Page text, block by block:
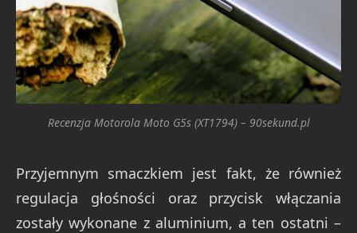
Recenzja Motorola Moto G5s (XT1794) – 90sekund.pl
Przyjemnym smaczkiem jest fakt, że również
regulacja głośności oraz przycisk włączania
zostały wykonane z aluminium, a ten ostatni –